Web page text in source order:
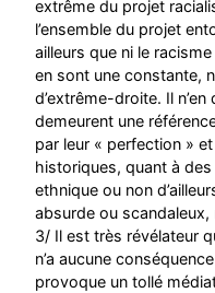
extrême du projet
l’ensemble du projet
ailleurs que ni le
en sont une constante,
d’extrême-droite. Il
demeurent une
par leur « perfection »
historiques, quant à
ethnique ou non
absurde ou scandaleux,
3/ Il est très révélateur
n’a aucune
provoque un tollé